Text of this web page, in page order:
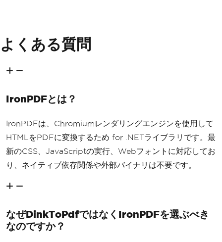
よくある質問
IronPDFとは？
IronPDFは、Chromiumレンダリングエンジンを使用して
HTMLをPDFに変換するため for .NETライブラリです。最
新のCSS、JavaScriptの実行、Webフォントに対応してお
り、ネイティブ依存関係や外部バイナリは不要です。
なぜDinkToPdfではなくIronPDFを選ぶべき
なのですか？